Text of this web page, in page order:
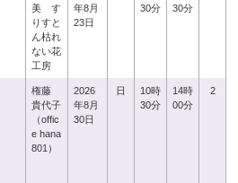
美 す
りすと
ん枯れ
ない花
工房
年8月
23日
30分
30分
権藤
貴代子
（offic
e hana
801）
2026
年8月
30日
日
10時
30分
14時
00分
2